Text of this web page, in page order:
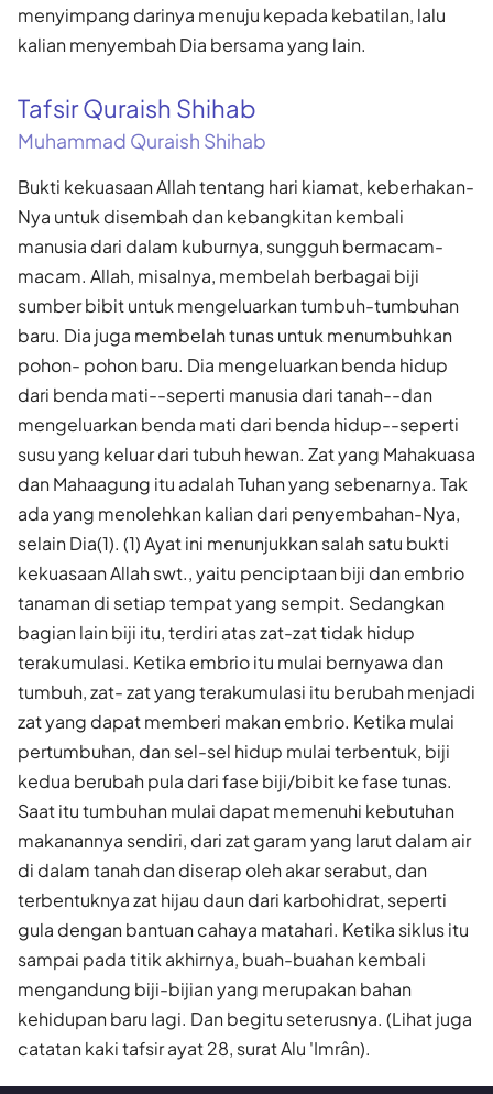
menyimpang darinya menuju kepada kebatilan, lalu
kalian menyembah Dia bersama yang lain.
Tafsir Quraish Shihab
Muhammad Quraish Shihab
Bukti kekuasaan Allah tentang hari kiamat, keberhakan-
Nya untuk disembah dan kebangkitan kembali
manusia dari dalam kuburnya, sungguh bermacam-
macam. Allah, misalnya, membelah berbagai biji
sumber bibit untuk mengeluarkan tumbuh-tumbuhan
baru. Dia juga membelah tunas untuk menumbuhkan
pohon- pohon baru. Dia mengeluarkan benda hidup
dari benda mati--seperti manusia dari tanah--dan
mengeluarkan benda mati dari benda hidup--seperti
susu yang keluar dari tubuh hewan. Zat yang Mahakuasa
dan Mahaagung itu adalah Tuhan yang sebenarnya. Tak
ada yang menolehkan kalian dari penyembahan-Nya,
selain Dia(1). (1) Ayat ini menunjukkan salah satu bukti
kekuasaan Allah swt., yaitu penciptaan biji dan embrio
tanaman di setiap tempat yang sempit. Sedangkan
bagian lain biji itu, terdiri atas zat-zat tidak hidup
terakumulasi. Ketika embrio itu mulai bernyawa dan
tumbuh, zat- zat yang terakumulasi itu berubah menjadi
zat yang dapat memberi makan embrio. Ketika mulai
pertumbuhan, dan sel-sel hidup mulai terbentuk, biji
kedua berubah pula dari fase biji/bibit ke fase tunas.
Saat itu tumbuhan mulai dapat memenuhi kebutuhan
makanannya sendiri, dari zat garam yang larut dalam air
di dalam tanah dan diserap oleh akar serabut, dan
terbentuknya zat hijau daun dari karbohidrat, seperti
gula dengan bantuan cahaya matahari. Ketika siklus itu
sampai pada titik akhirnya, buah-buahan kembali
mengandung biji-bijian yang merupakan bahan
kehidupan baru lagi. Dan begitu seterusnya. (Lihat juga
catatan kaki tafsir ayat 28, surat Alu 'Imrân).